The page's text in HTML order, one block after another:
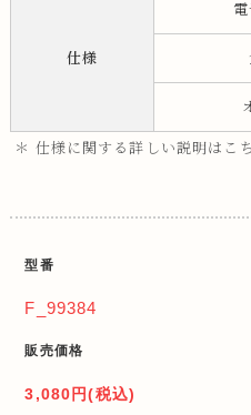
仕様
＊ 仕様に関する詳しい説明はこ
型番
F_99384
販売価格
3,080円(税込)